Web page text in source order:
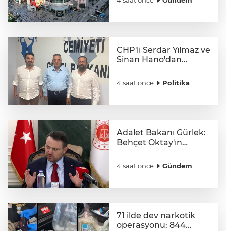
CHP'li Serdar Yılmaz ve
Sinan Hano'dan
4 saat önce Politika
Adalet Bakanı Gürlek:
Behçet Oktay'ın
kapsamlı şekilde
incelenecek
4 saat önce Gündem
71 ilde dev narkotik
operasyonu: 844